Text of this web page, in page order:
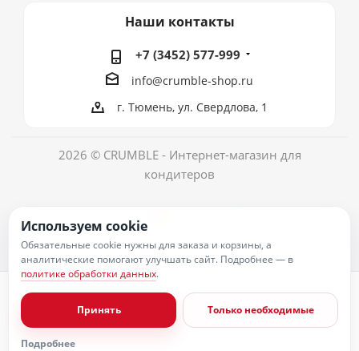
Наши контакты
+7 (3452) 577-999
info@crumble-shop.ru
г. Тюмень, ул. Свердлова, 1
2026 © CRUMBLE - Интернет-магазин для
кондитеров
Согласие на обработку персональных данных
Публичная оферта
Пользовательское соглашение
Условия оплаты
Используем cookie
Обязательные cookie нужны для заказа и корзины, а
аналитические помогают улучшать сайт. Подробнее — в
политике обработки данных.
Принять Только необходимые
Подробнее